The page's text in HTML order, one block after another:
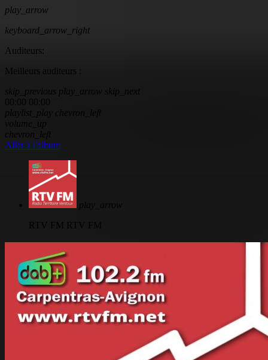
play_arrow
keyboard_arrow_right
Auditeurs:
Meilleurs auditeurs :
skip_previous play_arrow skip_next
00:00 00:00
Aller à l'album